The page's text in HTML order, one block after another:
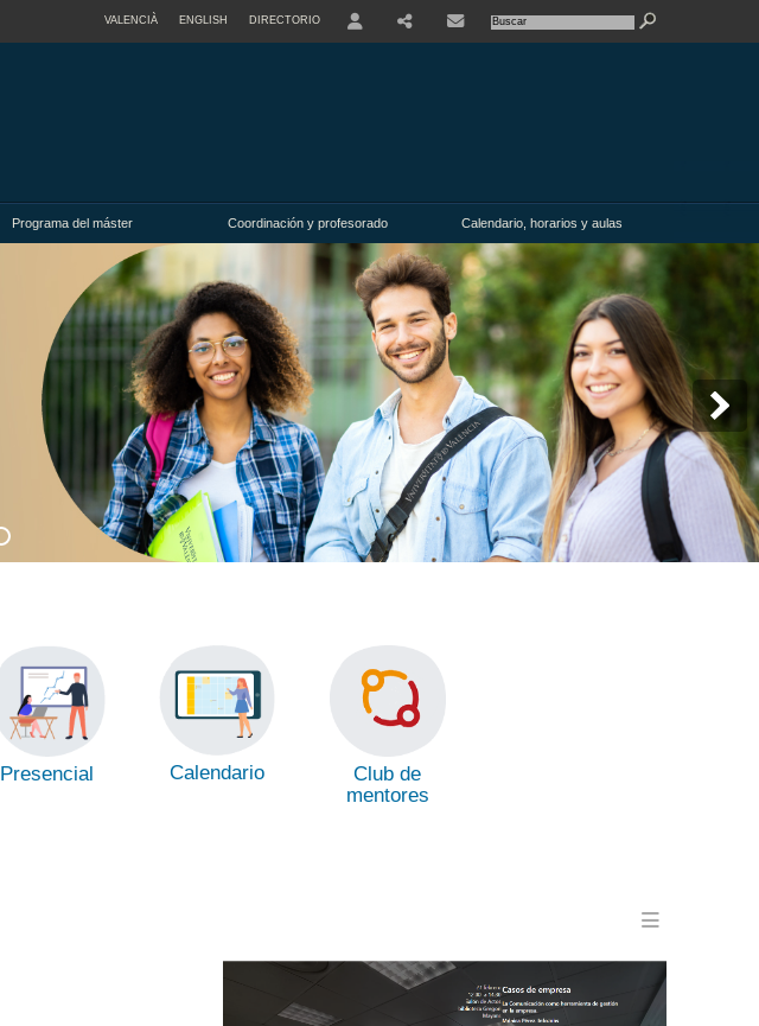
VALENCIÀ ENGLISH DIRECTORIO
Programa del máster Coordinación y profesorado Calendario, horarios y aulas
Presencial Calendario
Club de
mentores
Menu